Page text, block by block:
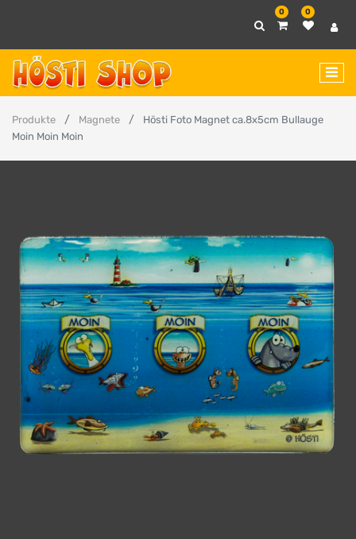
0 0
Produkte Magnete
Hösti Foto Magnet ca.8x5cm Bullauge
Moin Moin Moin